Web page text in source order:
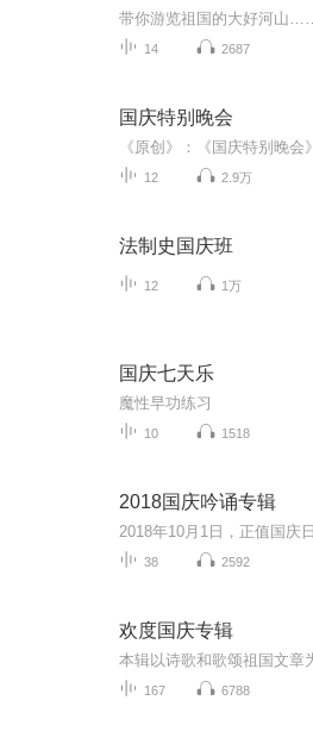
带你游览祖国的大好河山……
14 2687
国庆特别晚会
12 2.9万
法制史国庆班
12 1万
国庆七天乐
魔性早功练习
10 1518
2018国庆吟诵专辑
38 2592
欢度国庆专辑
167 6788